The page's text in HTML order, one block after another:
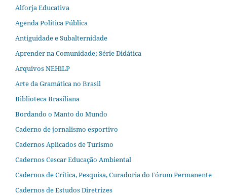
Alforja Educativa
Agenda Política Pública
Antiguidade e Subalternidade
Aprender na Comunidade; Série Didática
Arquivos NEHiLP
Arte da Gramática no Brasil
Biblioteca Brasiliana
Bordando o Manto do Mundo
Caderno de jornalismo esportivo
Cadernos Aplicados de Turismo
Cadernos Cescar Educação Ambiental
Cadernos de Crítica, Pesquisa, Curadoria do Fórum Permanente
Cadernos de Estudos Diretrizes